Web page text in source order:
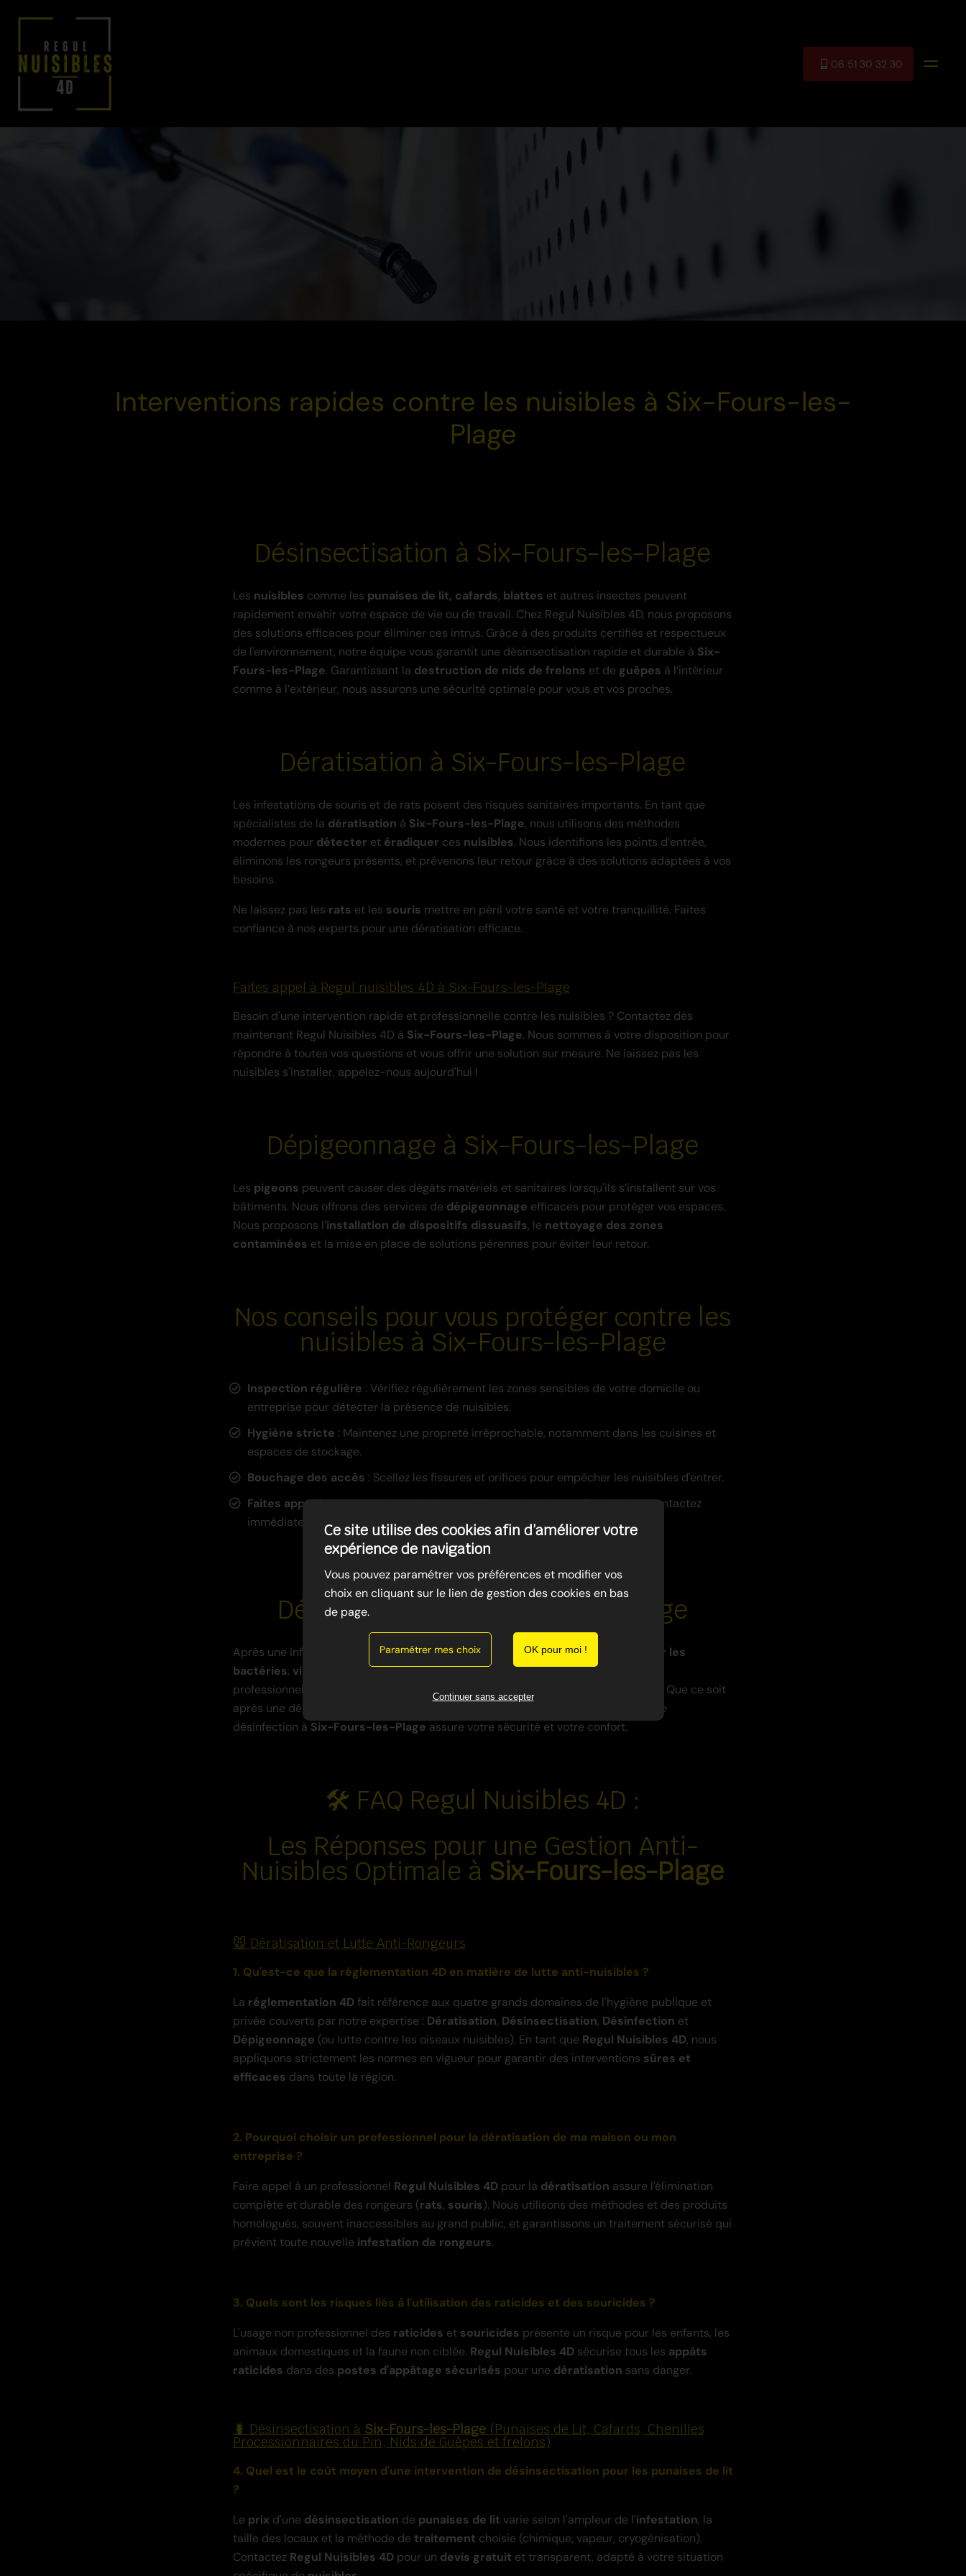
06 51 30 32 30
Interventions rapides contre les nuisibles à Six-Fours-les-
Plage
Désinsectisation à Six-Fours-les-Plage
Les nuisibles comme les punaises de lit, cafards, blattes et autres insectes peuvent
rapidement envahir votre espace de vie ou de travail. Chez Regul Nuisibles 4D, nous proposons
des solutions efficaces pour éliminer ces intrus. Grâce à des produits certifiés et respectueux
de l'environnement, notre équipe vous garantit une désinsectisation rapide et durable à Six-
Fours-les-Plage. Garantissant la destruction de nids de frelons et de guêpes à l’intérieur
comme à l’extérieur, nous assurons une sécurité optimale pour vous et vos proches.
Dératisation à Six-Fours-les-Plage
Les infestations de souris et de rats posent des risques sanitaires importants. En tant que
spécialistes de la dératisation à Six-Fours-les-Plage, nous utilisons des méthodes
modernes pour détecter et éradiquer ces nuisibles. Nous identifions les points d’entrée,
éliminons les rongeurs présents, et prévenons leur retour grâce à des solutions adaptées à vos
besoins.
Ne laissez pas les rats et les souris mettre en péril votre santé et votre tranquillité. Faites
confiance à nos experts pour une dératisation efficace.
Faites appel à Regul nuisibles 4D à Six-Fours-les-Plage
Besoin d'une intervention rapide et professionnelle contre les nuisibles ? Contactez dès
maintenant Regul Nuisibles 4D à Six-Fours-les-Plage. Nous sommes à votre disposition pour
répondre à toutes vos questions et vous offrir une solution sur mesure. Ne laissez pas les
nuisibles s'installer, appelez-nous aujourd'hui !
Dépigeonnage à Six-Fours-les-Plage
Les pigeons peuvent causer des dégâts matériels et sanitaires lorsqu'ils s’installent sur vos
bâtiments. Nous offrons des services de dépigeonnage efficaces pour protéger vos espaces.
Nous proposons l’installation de dispositifs dissuasifs, le nettoyage des zones
contaminées et la mise en place de solutions pérennes pour éviter leur retour.
Nos conseils pour vous protéger contre les
nuisibles à Six-Fours-les-Plage
Inspection régulière : Vérifiez régulièrement les zones sensibles de votre domicile ou
entreprise pour détecter la présence de nuisibles.
Hygiène stricte : Maintenez une propreté irréprochable, notamment dans les cuisines et
espaces de stockage.
Bouchage des accès : Scellez les fissures et orifices pour empêcher les nuisibles d'entrer.
Faites appel à un professionnel: Si vous détectez des signes d'infestation, contactez
immédiatement Regul Nuisibles 4D pour une intervention rapide.
Désinfection à Six-Fours-les-Plage
Après une infestation de nuisibles, unedésinfection est essentielle pour
éliminer les
bactéries, virus odeurslaissés par leur passage. Nous utilisons des produits
professionnels et des méthodes approuvées pour garantir un environnement sain. Que ce soit
après une dératisation, une désinsectisation ou un dépigeonnage, notre service de
désinfection à Six-Fours-les-Plage assure votre sécurité et votre confort.
🛠️ FAQ Regul Nuisibles 4D :
Les Réponses pour une Gestion Anti-
Nuisibles Optimale à Six-Fours-les-Plage
🐭 Dératisation et Lutte Anti-Rongeurs
1. Qu'est-ce que la réglementation 4D en matière de lutte anti-nuisibles ?
La réglementation 4Dfait référence aux quatre grands domaines de l'hygiène publique et
privée couverts par notre expertise : Dératisation, Désinsectisation, Désinfection et
Dépigeonnage (ou lutte contre les oiseaux nuisibles). En tant que Regul Nuisibles 4D, nous
appliquons strictement les normes en vigueur pour garantir des interventions sûres et
efficaces dans toute la région.
2. Pourquoi choisir un professionnel pour la dératisation de ma maison ou mon
entreprise ?
Faire appel à un professionnel Regul Nuisibles 4Dpour la dératisation assure l'élimination
complète et durable des rongeurs (rats, souris). Nous utilisons des méthodes et des produits
homologués, souvent inaccessibles au grand public, et garantissons un traitement sécurisé qui
prévient toute nouvelle infestation de rongeurs.
3. Quels sont les risques liés à l'utilisation des raticides et des souricides ?
L'usage non professionnel des raticides et souricides présente un risque pour les enfants, les
animaux domestiques et la faune non ciblée. Regul Nuisibles 4Dsécurise tous les appâts
raticides dans des postes d'appâtage sécurisés pour une dératisation sans danger.
🐛 Désinsectisation à Six-Fours-les-Plage (Punaises de Lit, Cafards, Chenilles
Processionnaires du Pin, Nids de Guêpes et frelons)
4. Quel est le coût moyen d'une intervention de désinsectisation pour les punaises de lit
?
Le prixd'une désinsectisation de punaises de lit varie selon l'ampleur de l'infestation, la
taille des locaux et la méthode de traitement choisie (chimique, vapeur, cryogénisation).
Contactez Regul Nuisibles 4Dpour un devis gratuit et transparent, adapté à votre situation
Ce site utilise des cookies afin d’améliorer votre
expérience de navigation
Vous pouvez paramétrer vos préférences et modifier vos
choix en cliquant sur le lien de gestion des cookies en bas
de page.
Paramétrer mes choix OK pour moi !
Continuer sans accepter